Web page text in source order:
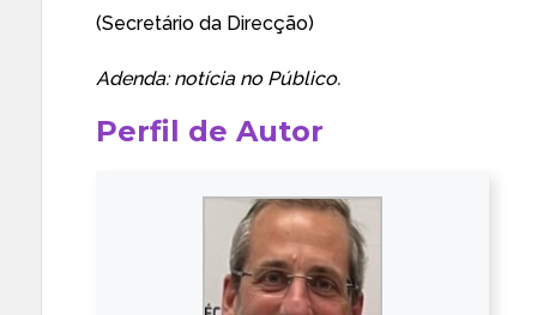
(Secretário da Direcção)
Adenda: notíciano Público.
Perfil de Autor